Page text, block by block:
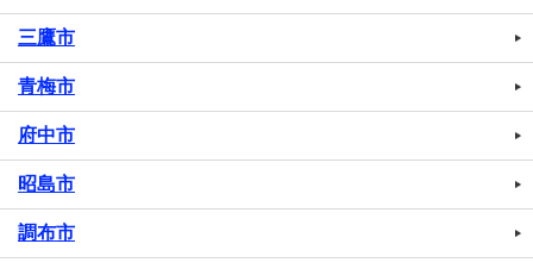
三鷹市
青梅市
府中市
昭島市
調布市